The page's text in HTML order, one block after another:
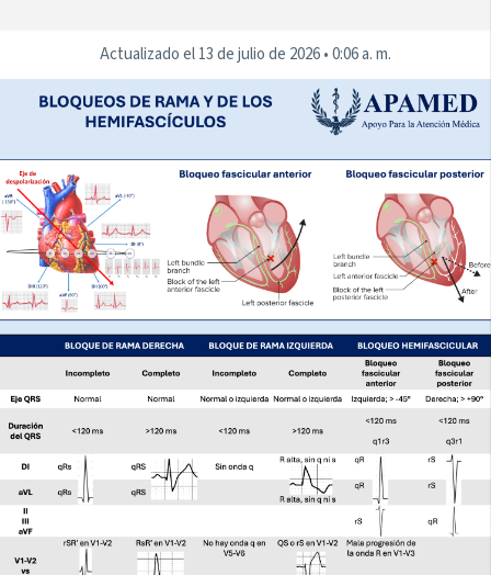
Actualizado el13 de julio de 2026•0:06 a. m.